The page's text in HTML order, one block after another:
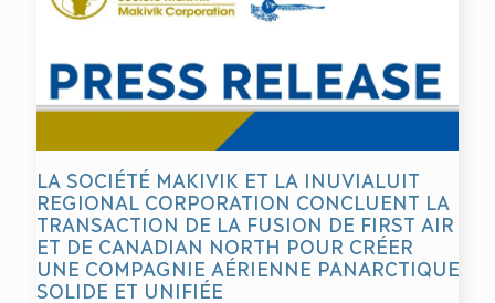
LA SOCIÉTÉ MAKIVIK ET LA INUVIALUIT
REGIONAL CORPORATION CONCLUENT LA
TRANSACTION DE LA FUSION DE FIRST AIR
ET DE CANADIAN NORTH POUR CRÉER
UNE COMPAGNIE AÉRIENNE PANARCTIQUE
SOLIDE ET UNIFIÉE